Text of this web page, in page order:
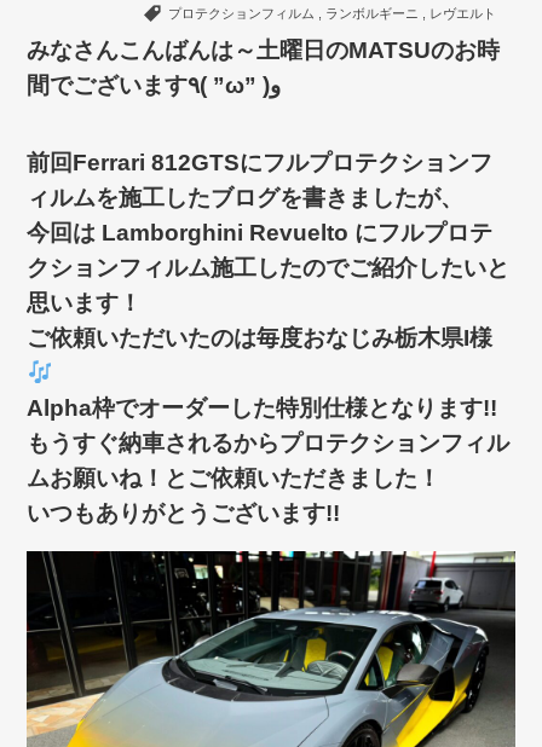
プロテクションフィルム
ランボルギーニ レヴエルト
みなさんこんばんは～土曜日のMATSUのお時
間でございます٩( ”ω” )و
前回Ferrari 812GTSにフルプロテクションフ
ィルムを施工したブログを書きましたが、
今回は Lamborghini Revuelto にフルプロテ
クションフィルム施工したのでご紹介したいと
思います！
ご依頼いただいたのは毎度おなじみ栃木県I様
Alpha枠でオーダーした特別仕様となります!!
もうすぐ納車されるからプロテクションフィル
ムお願いね！とご依頼いただきました！
いつもありがとうございます!!